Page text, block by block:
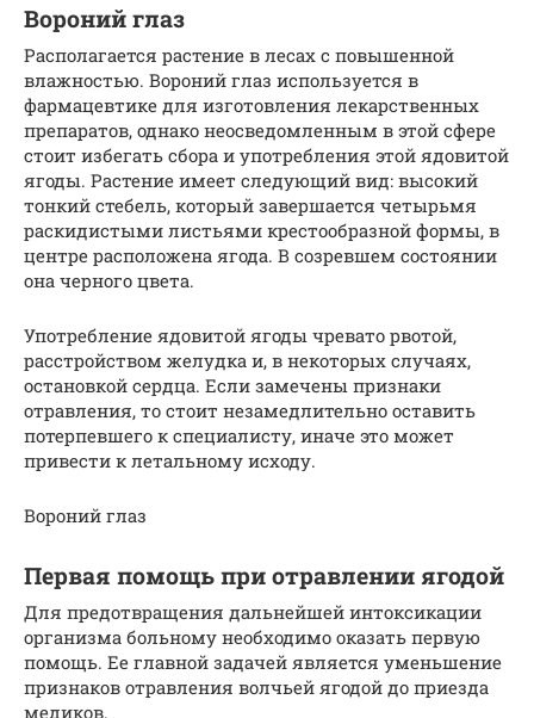
Вороний глаз
Располагается растение в лесах с повышенной
влажностью. Вороний глаз используется в
фармацевтике для изготовления лекарственных
препаратов, однако неосведомленным в этой сфере
стоит избегать сбора и употребления этой ядовитой
ягоды. Растение имеет следующий вид: высокий
тонкий стебель, который завершается четырьмя
раскидистыми листьями крестообразной формы, в
центре расположена ягода. В созревшем состоянии
она черного цвета.
Употребление ядовитой ягоды чревато рвотой,
расстройством желудка и, в некоторых случаях,
остановкой сердца. Если замечены признаки
отравления, то стоит незамедлительно оставить
потерпевшего к специалисту, иначе это может
привести к летальному исходу.
Вороний глаз
Первая помощь при отравлении ягодой
Для предотвращения дальнейшей интоксикации
организма больному необходимо оказать первую
помощь. Ее главной задачей является уменьшение
признаков отравления волчьей ягодой до приезда
медиков.